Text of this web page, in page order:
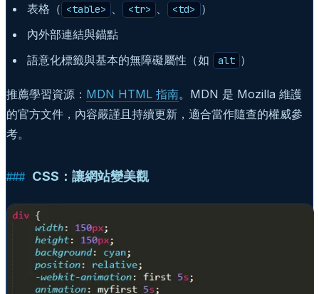
表格（ <table> <tr> <td> ）
內外部連結與錨點
語意化標籤與基本的無障礙屬性（如
alt ）
推薦學習資源： MDN HTML 指南。MDN 是 Mozilla 維護
的官方文件，內容嚴謹且持續更新，適合當作隨查的權威參
考。
CSS：讓網站變美觀